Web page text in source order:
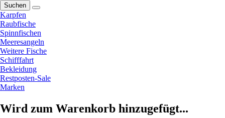
Suchen
Karpfen
Raubfische
Spinnfischen
Meeresangeln
Weitere Fische
Schifffahrt
Bekleidung
Restposten-Sale
Marken
Wird zum Warenkorb hinzugefügt...